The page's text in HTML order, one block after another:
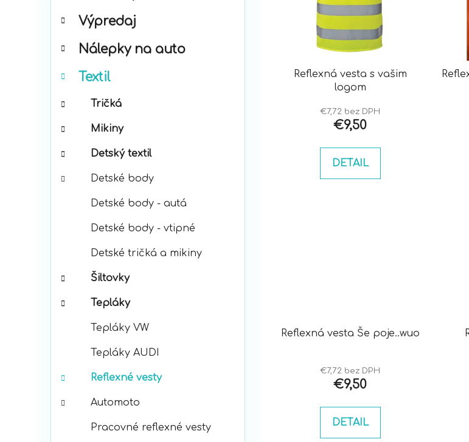
e
ó
i
Výpredaj
Nálepky na auto
Textil
Tričká
Mikiny
Detský textil
Detské body
Detské body - autá
Detské body - vtipné
Detské tričká a mikiny
Šiltovky
Tepláky
Tepláky VW
Tepláky AUDI
Reflexné vesty
Automoto
Pracovné reflexné vesty
Reflexná vesta s vašim
logom
€7,72 bez DPH
€9,50
DETAIL
Reflexná vesta Še poje..wuo
€7,72 bez DPH
€9,50
DETAIL